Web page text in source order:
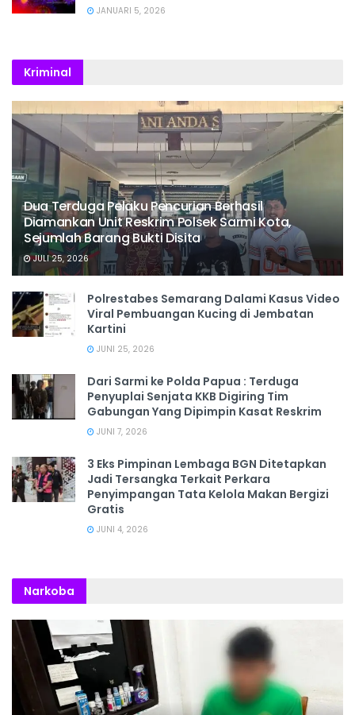
JANUARI 5, 2026
Kriminal
Dua Terduga Pelaku Pencurian Berhasil
Diamankan Unit Reskrim Polsek Sarmi Kota,
Sejumlah Barang Bukti Disita
JULI 25, 2026
Polrestabes Semarang Dalami Kasus Video
Viral Pembuangan Kucing di Jembatan
Kartini
JUNI 25, 2026
Dari Sarmi ke Polda Papua : Terduga
Penyuplai Senjata KKB Digiring Tim
Gabungan Yang Dipimpin Kasat Reskrim
JUNI 7, 2026
3 Eks Pimpinan Lembaga BGN Ditetapkan
Jadi Tersangka Terkait Perkara
Penyimpangan Tata Kelola Makan Bergizi
Gratis
JUNI 4, 2026
Narkoba